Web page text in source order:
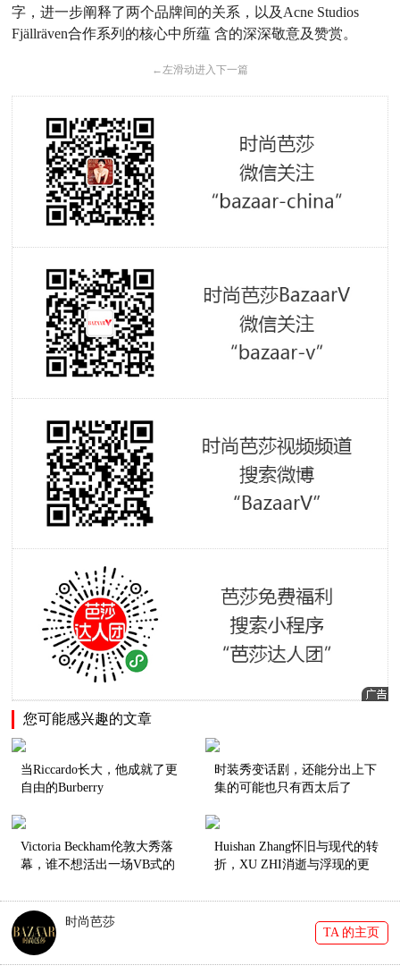
字，进一步阐释了两个品牌间的关系，以及Acne Studios
Fjällräven合作系列的核心中所蕴 含的深深敬意及赞赏。
←左滑动进入下一篇
您可能感兴趣的文章
当Riccardo长大，他成就了更
自由的Burberry
时装秀变话剧，还能分出上下
集的可能也只有西太后了
Victoria Beckham伦敦大秀落
幕，谁不想活出一场VB式的
Huishan Zhang怀旧与现代的转
折，XU ZHI消逝与浮现的更
时尚芭莎
TA 的主页